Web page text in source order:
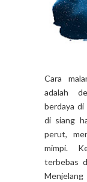
Cara
adalah
berdaya di
di siang
perut,
mimpi.
terbebas